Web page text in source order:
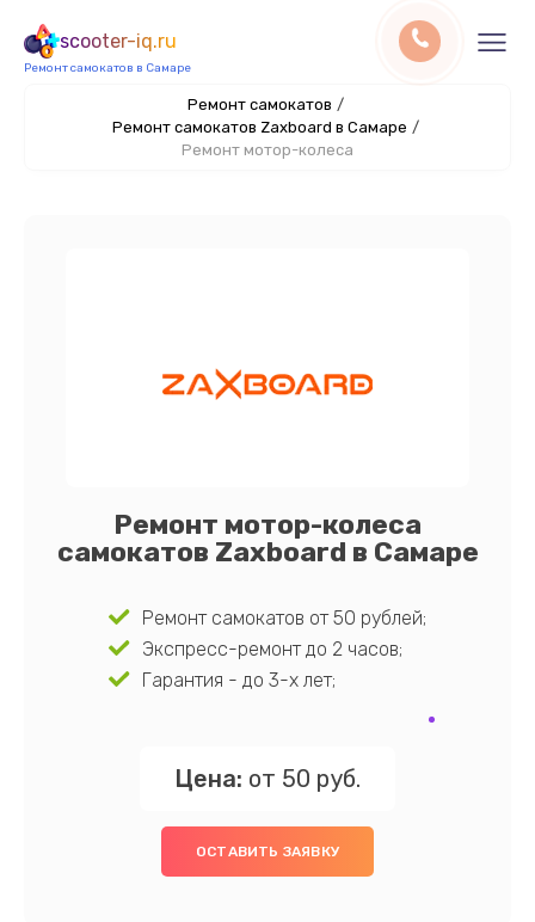
scooter-iq.ru
Ремонт самокатов в Самаре
Ремонт самокатов /
Ремонт самокатов Zaxboard в Самаре /
Ремонт мотор-колеса
Ремонт мотор-колеса
самокатов Zaxboard в Самаре
Ремонт самокатов от 50 рублей;
Экспресс-ремонт до 2 часов;
Гарантия - до 3-х лет;
Цена: от 50 руб.
ОСТАВИТЬ ЗАЯВКУ